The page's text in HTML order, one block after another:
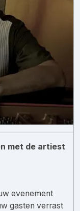
met de artiest
evenement
gasten verrast